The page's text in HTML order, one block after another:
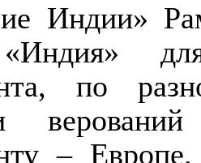
Индии»
по
–